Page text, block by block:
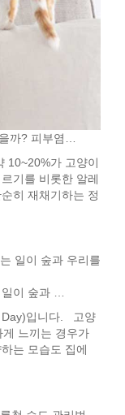
까? 피부염…
10~20%가 고양이
기를 비롯한 알레
히 재채기하는 정
이 숲과 …
Day)입니다. 고양
느끼는 경우가
는 모습도 집에